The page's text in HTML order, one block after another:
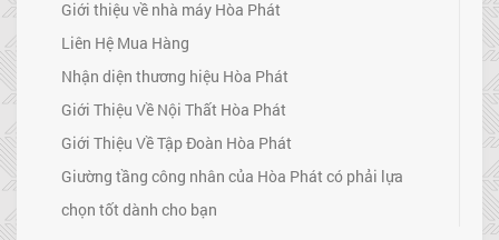
Giới thiệu về nhà máy Hòa Phát
Liên Hệ Mua Hàng
Nhận diện thương hiệu Hòa Phát
Giới Thiệu Về Nội Thất Hòa Phát
Giới Thiệu Về Tập Đoàn Hòa Phát
Giường tầng công nhân của Hòa Phát có phải lựa
chọn tốt dành cho bạn